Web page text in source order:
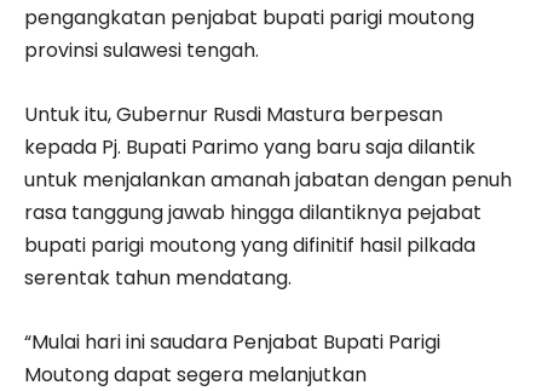
pengangkatan penjabat bupati parigi moutong
provinsi sulawesi tengah.
Untuk itu, Gubernur Rusdi Mastura berpesan
kepada Pj. Bupati Parimo yang baru saja dilantik
untuk menjalankan amanah jabatan dengan penuh
rasa tanggung jawab hingga dilantiknya pejabat
bupati parigi moutong yang difinitif hasil pilkada
serentak tahun mendatang.
“Mulai hari ini saudara Penjabat Bupati Parigi
Moutong dapat segera melanjutkan